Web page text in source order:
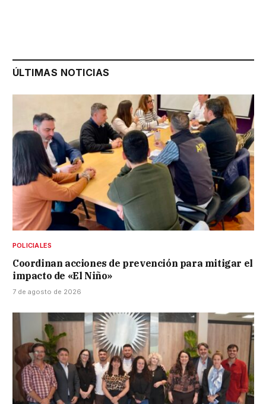
ÚLTIMAS NOTICIAS
POLICIALES
Coordinan acciones de prevención para mitigar el
impacto de «El Niño»
7 de agosto de 2026